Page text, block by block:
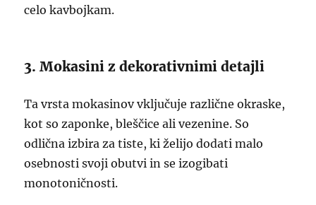
celo kavbojkam.
3. Mokasini z dekorativnimi detajli
Ta vrsta mokasinov vključuje različne okraske,
kot so zaponke, bleščice ali vezenine. So
odlična izbira za tiste, ki želijo dodati malo
osebnosti svoji obutvi in se izogibati
monotoničnosti.